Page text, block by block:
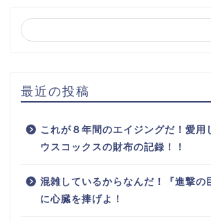
最近の投稿
これが８年間のエイジングだ！愛用
ウスコックスの財布の記録！！
混雑しているからなんだ！『進撃の
に心臓を捧げよ！